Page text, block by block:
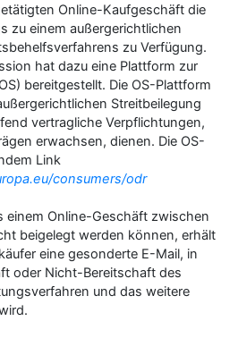
Online-Kaufgeschäft die
zu einem außergerichtlichen
zu Verfügung.
hat dazu eine Plattform zur
bereitgestellt. Die OS-Plattform
Streitbeilegung
vertragliche Verpflichtungen,
erwachsen, dienen. Die OS-
Link
consumers/odr
einem Online-Geschäft zwischen
beigelegt werden können, erhält
eine gesonderte E-Mail, in
oder Nicht-Bereitschaft des
und das weitere